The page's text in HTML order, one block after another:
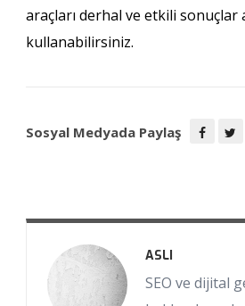
araçları derhal ve etkili sonuçlar
kullanabilirsiniz.
Sosyal Medyada Paylaş
ASLI
SEO ve dijital